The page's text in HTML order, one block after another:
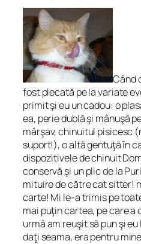
Când
fost plecată pe la variate
primit şi eu un cadou: o
ea, perie dublă şi mânuşă
mârşav, chinuitul pisicesc
suport!), o altă gentuţă în
dispozitivele de chinuit
conservă şi un plic de la
mituire de către cat sitter!
carte! Mi le-a trimis pe
mai puţin cartea, pe care a
urmă am reuşit să pun şi eu
daţi seama, era pentru